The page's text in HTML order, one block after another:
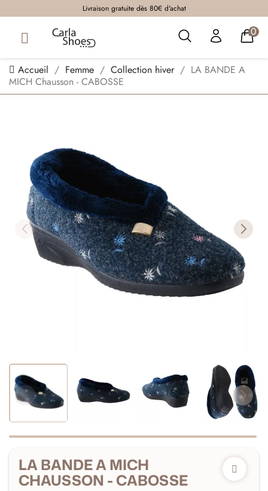
Livraison gratuite dès 80€ d'achat
0
Accueil Femme Collection hiver
LA BANDE A
MICH Chausson - CABOSSE
LA BANDE A MICH
CHAUSSON - CABOSSE